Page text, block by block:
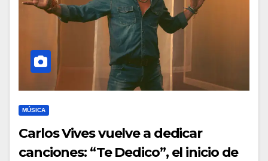
MÚSICA
Carlos Vives vuelve a dedicar
canciones: “Te Dedico”, el inicio de